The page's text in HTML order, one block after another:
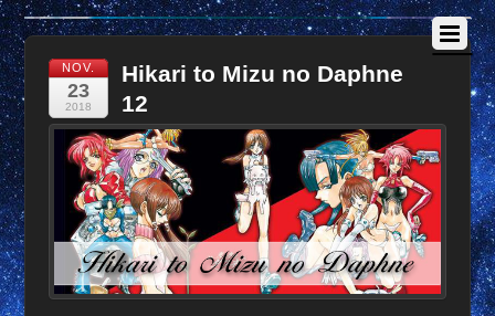
NOV.
23
2018
Hikari to Mizu no Daphne
12